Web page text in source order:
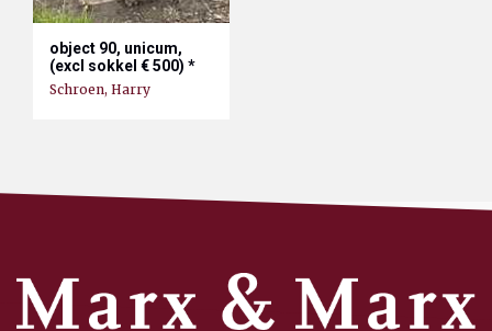
object 90, unicum,
(excl sokkel € 500) *
Schroen, Harry